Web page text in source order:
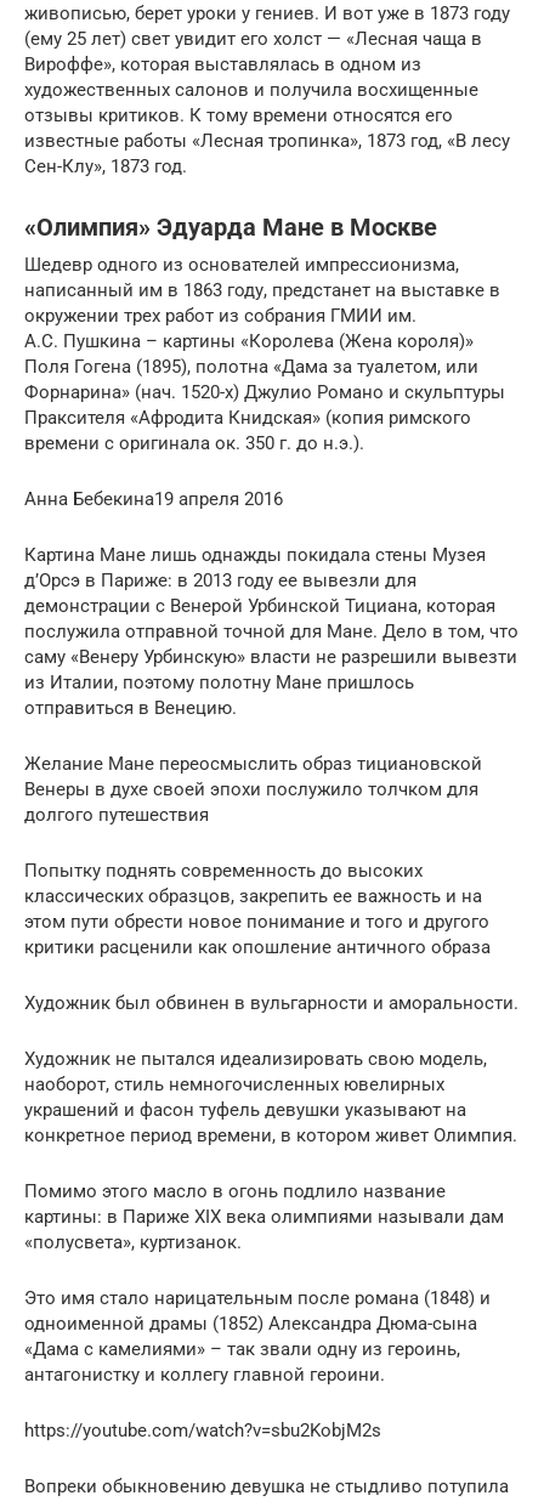
живописью, берет уроки у гениев. И вот уже в 1873 году
(ему 25 лет) свет увидит его холст — «Лесная чаща в
Вироффе», которая выставлялась в одном из
художественных салонов и получила восхищенные
отзывы критиков. К тому времени относятся его
известные работы «Лесная тропинка», 1873 год, «В лесу
Сен-Клу», 1873 год.
«Олимпия» Эдуарда Мане в Москве
Шедевр одного из основателей импрессионизма,
написанный им в 1863 году, предстанет на выставке в
окружении трех работ из собрания ГМИИ им.
А.С. Пушкина – картины «Королева (Жена короля)»
Поля Гогена (1895), полотна «Дама за туалетом, или
Форнарина» (нач. 1520-х) Джулио Романо и скульптуры
Праксителя «Афродита Книдская» (копия римского
времени с оригинала ок. 350 г. до н.э.).
Анна Бебекина19 апреля 2016
Картина Мане лишь однажды покидала стены Музея
д’Орсэ в Париже: в 2013 году ее вывезли для
демонстрации с Венерой Урбинской Тициана, которая
послужила отправной точной для Мане. Дело в том, что
саму «Венеру Урбинскую» власти не разрешили вывезти
из Италии, поэтому полотну Мане пришлось
отправиться в Венецию.
Желание Мане переосмыслить образ тициановской
Венеры в духе своей эпохи послужило толчком для
долгого путешествия
Попытку поднять современность до высоких
классических образцов, закрепить ее важность и на
этом пути обрести новое понимание и того и другого
критики расценили как опошление античного образа
Художник был обвинен в вульгарности и аморальности.
Художник не пытался идеализировать свою модель,
наоборот, стиль немногочисленных ювелирных
украшений и фасон туфель девушки указывают на
конкретное период времени, в котором живет Олимпия.
Помимо этого масло в огонь подлило название
картины: в Париже XIX века олимпиями называли дам
«полусвета», куртизанок.
Это имя стало нарицательным после романа (1848) и
одноименной драмы (1852) Александра Дюма-сына
«Дама с камелиями» – так звали одну из героинь,
антагонистку и коллегу главной героини.
https://youtube.com/watch?v=sbu2KobjM2s
Вопреки обыкновению девушка не стыдливо потупила